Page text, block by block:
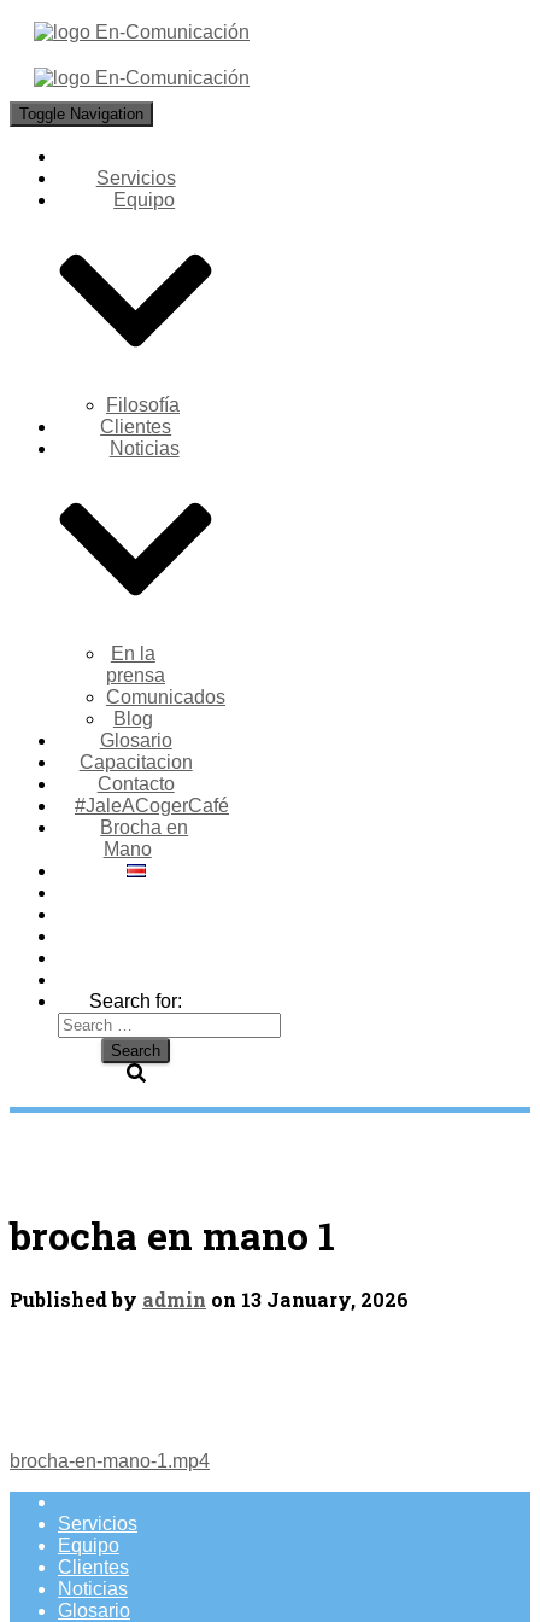
Toggle Navigation
Servicios
Equipo
Filosofía
Clientes
Noticias
En la
prensa
Comunicados
Blog
Glosario
Capacitacion
Contacto
#JaleACogerCafé
Brocha en
Mano
Search for:
brocha en mano 1
Published by admin on 13 January, 2026
brocha-en-mano-1.mp4
Servicios
Equipo
Clientes
Noticias
Glosario